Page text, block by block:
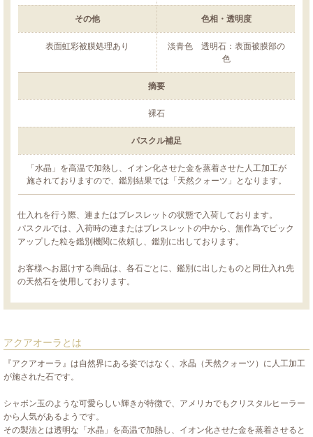
その他 色相・透明度
表面虹彩被膜処理あり
淡青色 透明石：表面被膜部の
色
摘要
裸石
パスクル補足
「水晶」を高温で加熱し、イオン化させた金を蒸着させた人工加工が
施されておりますので、鑑別結果では「天然クォーツ」となります。
仕入れを行う際、連またはブレスレットの状態で入荷しております。
パスクルでは、入荷時の連またはブレスレットの中から、無作為でピック
アップした粒を鑑別機関に依頼し、鑑別に出しております。
お客様へお届けする商品は、各石ごとに、鑑別に出したものと同仕入れ先
の天然石を使用しております。
アクアオーラとは
『アクアオーラ』は自然界にある姿ではなく、水晶（天然クォーツ）に人工加工
が施された石です。
シャボン玉のような可愛らしい輝きが特徴で、アメリカでもクリスタルヒーラー
から人気があるようです。
その製法とは透明な「水晶」を高温で加熱し、イオン化させた金を蒸着させると